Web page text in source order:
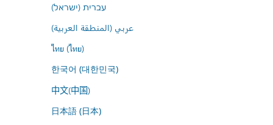
עברית (ישראל)
عربي (المنطقة العربية)
ไทย (ไทย)
한국어 (대한민국)
中文(中国)
日本語 (日本)